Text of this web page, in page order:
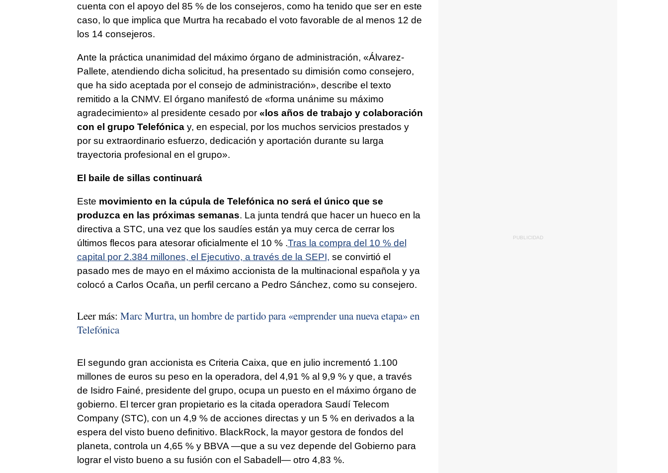
cuenta con el apoyo del 85 % de los consejeros, como ha tenido que ser en este
caso, lo que implica que Murtra ha recabado el voto favorable de al menos 12 de
los 14 consejeros.
Ante la práctica unanimidad del máximo órgano de administración, «Álvarez-
Pallete, atendiendo dicha solicitud, ha presentado su dimisión como consejero,
que ha sido aceptada por el consejo de administración», describe el texto
remitido a la CNMV. El órgano manifestó de «forma unánime su máximo
agradecimiento» al presidente cesado por«los años de trabajo y colaboración
con el grupo Telefónicay, en especial, por los muchos servicios prestados y
por su extraordinario esfuerzo, dedicación y aportación durante su larga
trayectoria profesional en el grupo».
El baile de sillas continuará
Este movimiento en la cúpula de Telefónica no será el único que se
produzca en las próximas semanas. La junta tendrá que hacer un hueco en la
directiva a STC, una vez que los saudíes están ya muy cerca de cerrar los
últimos flecos para atesorar oficialmente el 10 % .Tras la compra del 10 % del
capital por 2.384 millones, el Ejecutivo, a través de la SEPI, se convirtió el
pasado mes de mayo en el máximo accionista de la multinacional española y ya
colocó a Carlos Ocaña, un perfil cercano a Pedro Sánchez, como su consejero.
Leer más: Marc Murtra, un hombre de partido para «emprender una nueva etapa» en
Telefónica
El segundo gran accionista es Criteria Caixa, que en julio incrementó 1.100
millones de euros su peso en la operadora, del 4,91 % al 9,9 % y que, a través
de Isidro Fainé, presidente del grupo, ocupa un puesto en el máximo órgano de
gobierno. El tercer gran propietario es la citada operadora Saudí Telecom
Company (STC), con un 4,9 % de acciones directas y un 5 % en derivados a la
espera del visto bueno definitivo. BlackRock, la mayor gestora de fondos del
planeta, controla un 4,65 % y BBVA —que a su vez depende del Gobierno para
lograr el visto bueno a su fusión con el Sabadell— otro 4,83 %.